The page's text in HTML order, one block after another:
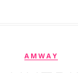
AMWAY